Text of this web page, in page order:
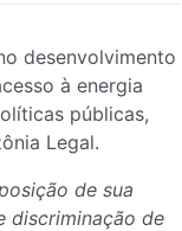
desenvolvimento
à energia
públicas,
Legal.
de sua
discriminação de